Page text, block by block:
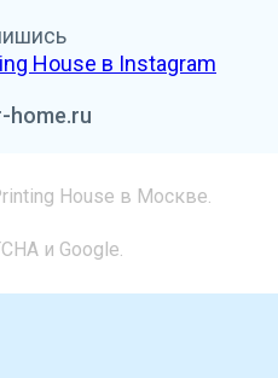
home.ru
House в Москве.
и Google.